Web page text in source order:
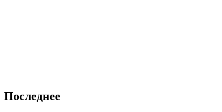
Последнее